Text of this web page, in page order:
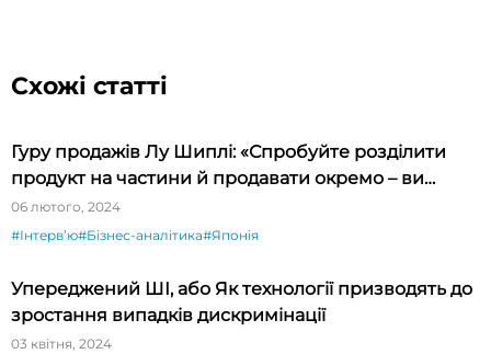
Схожі статті
Гуру продажів Лу Шиплі: «Спробуйте розділити
продукт на частини й продавати окремо – ви
будете вражені»
06 лютого, 2024
#Інтервʼю#Бізнес-аналітика#Японія
Упереджений ШІ, або Як технології призводять до
зростання випадків дискримінації
03 квітня, 2024